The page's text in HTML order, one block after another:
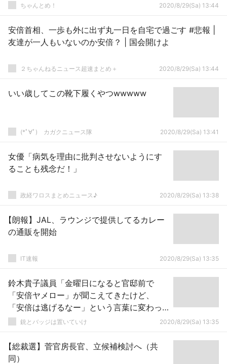
ちゃんとめ！ 2020/8/29(Sa) 13:44
安倍首相、一歩も外に出ず丸一日を自宅で過ごす #悲報 |
友達が一人もいないのか安倍？ | 国会開けよ
２ちゃんねるニュース超速まとめ＋ 2020/8/29(Sa) 13:44
いい歳してこの靴下履くやつwwwww
(*ﾟ∀ﾟ)ゞカガクニュース隊 2020/8/29(Sa) 13:41
女優「病気を理由に批判させないようにす
ることも残念だ！」
政経ワロスまとめニュース♪ 2020/8/29(Sa) 13:38
【朗報】JAL、ラウンジで提供してるカレー
の通販を開始
IT速報 2020/8/29(Sa) 13:35
鈴木貴子議員「金曜日になると官邸前で
「安倍ヤメロー」が聞こえてきたけど、
「安倍は逃げるなー」という言葉に変わっ
て登場しびっくり」
銃とバッジは置いていけ 2020/8/29(Sa) 13:35
【総裁選】菅官房長官、立候補検討へ（共
同）